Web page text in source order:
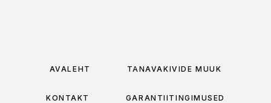
AVALEHT TÄNAVAKIVIDE MÜÜK
KONTAKT GARANTIITINGIMUSED